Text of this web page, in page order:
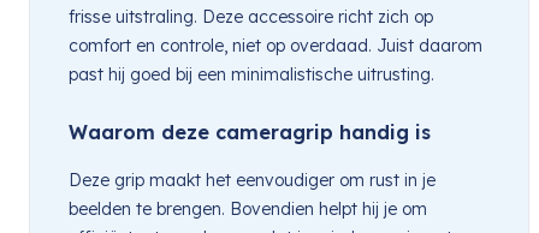
frisse uitstraling. Deze accessoire richt zich op
comfort en controle, niet op overdaad. Juist daarom
past hij goed bij een minimalistische uitrusting.
Waarom deze cameragrip handig is
Deze grip maakt het eenvoudiger om rust in je
beelden te brengen. Bovendien helpt hij je om